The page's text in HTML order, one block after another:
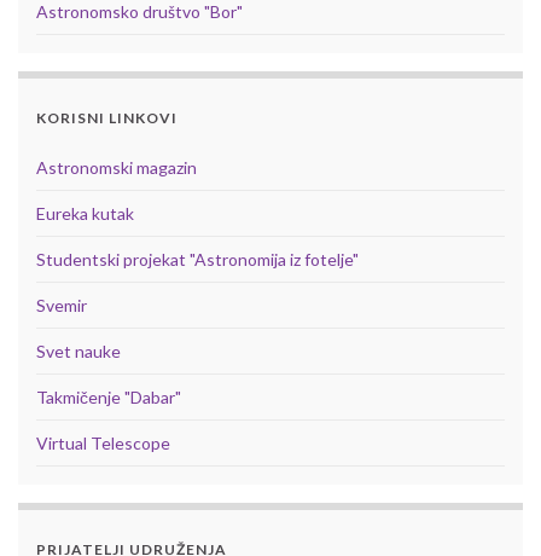
Astronomsko društvo "Bor"
KORISNI LINKOVI
Astronomski magazin
Eureka kutak
Studentski projekat "Astronomija iz fotelje"
Svemir
Svet nauke
Takmičenje "Dabar"
Virtual Telescope
PRIJATELJI UDRUŽENJA